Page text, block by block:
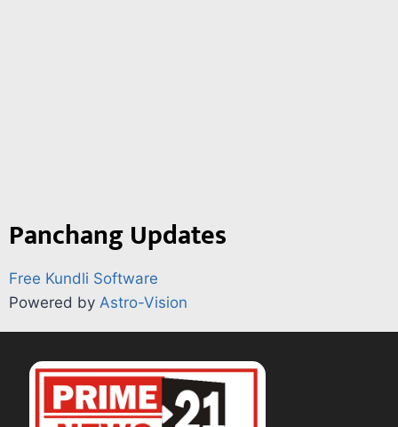
Panchang Updates
Free Kundli Software
Powered by Astro-Vision